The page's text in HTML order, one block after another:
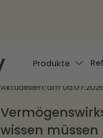
Produkte
Aktualisiert am
wissen müssen